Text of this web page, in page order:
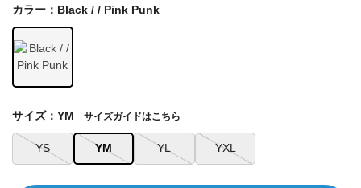
カラー：Black / / Pink Punk
YS YM YL YXL
サイズ：YM サイズガイドはこちら